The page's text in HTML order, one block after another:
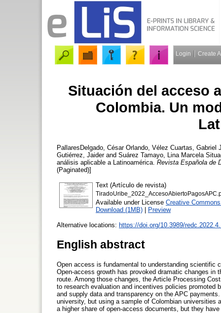
Login Create
Situación del acceso
Colombia. Un
PallaresDelgado, César Orlando Vélez Cuartas, Gabriel
Gutiérrez, Jaiderand Suárez Tamayo, Lina Marcela
análisis aplicable a Latinoamérica. Revista Española de
(Paginated)]
Text (Artículo de revista)
Available under License Creative
Download (1MB) | Preview
Alternative locations: https://doi.org/10.3989/
English abstract
Open access is fundamental to understanding scientific
Open-access growth has provoked dramatic changes in
route. Among those changes, the Article Processing
to research evaluation and incentives policies
and supply data and transparency on the APC
university, but using a sample of Colombian universities
a higher share of open-access documents, but they